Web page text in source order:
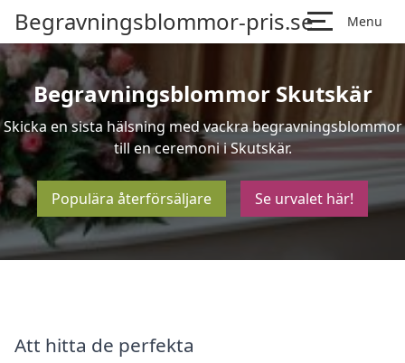
Begravningsblommor-pris.se Menu
Begravningsblommor Skutskär
Skicka en sista hälsning med vackra begravningsblommor
till en ceremoni i Skutskär.
Populära återförsäljare Se urvalet här!
Att hitta de perfekta